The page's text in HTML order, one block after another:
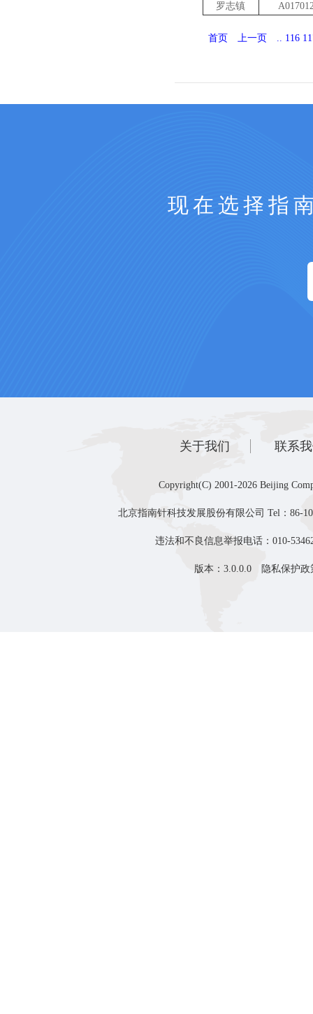
罗志镇
首页 上一页 .. 116
现在选择指
关于我们 联系
Copyright(C) 2001-2026 Beijing
北京指南针科技发展股份有限公司 Tel：86-
违法和不良信息举报电话：010-
版本：3.0.0.0 隐私保护政